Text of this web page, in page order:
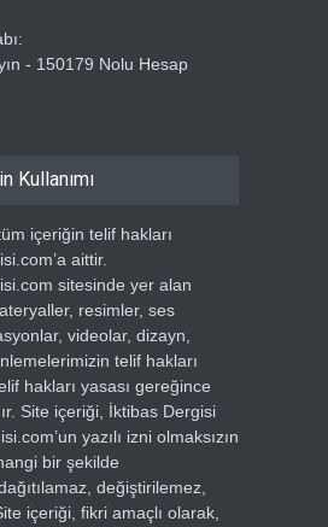
- 150179 Nolu Hesap
Kullanımı
içeriğin telif hakları
aittir.
sitesinde yer alan
resimler, ses
videolar, dizayn,
telif hakları
hakları yasası gereğince
Site içeriği, İktibas Dergisi
yazılı izni olmaksızın
bir şekilde
değiştirilemez,
içeriği, fikri amaçlı olarak,